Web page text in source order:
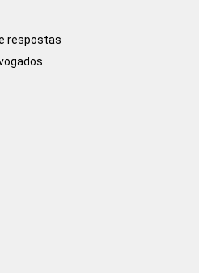
respostas